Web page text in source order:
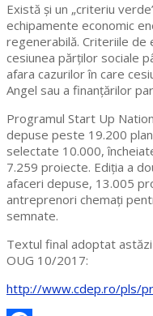
Există și un „criteriu
echipamente economic
regenerabilă. Criteriile de
cesiunea părților sociale
afara cazurilor în care
Angel sau a finanțărilor
Programul Start Up
depuse peste 19.200
selectate 10.000,
7.259 proiecte. Ediția a
afaceri depuse, 13.005
antreprenori chemați
semnate.
Textul final adoptat
OUG 10/2017:
http://www.cdep.ro/pls/